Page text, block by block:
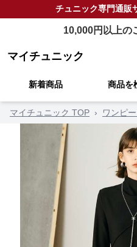
チュニック専門通販
10,000円以上の
マイチュニック
新着商品 商品を
マイチュニック TOP › ワンピ